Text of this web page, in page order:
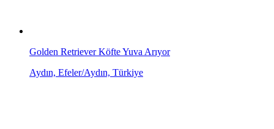
Golden Retriever Köfte Yuva Arıyor
Aydın, Efeler/Aydın, Türkiye